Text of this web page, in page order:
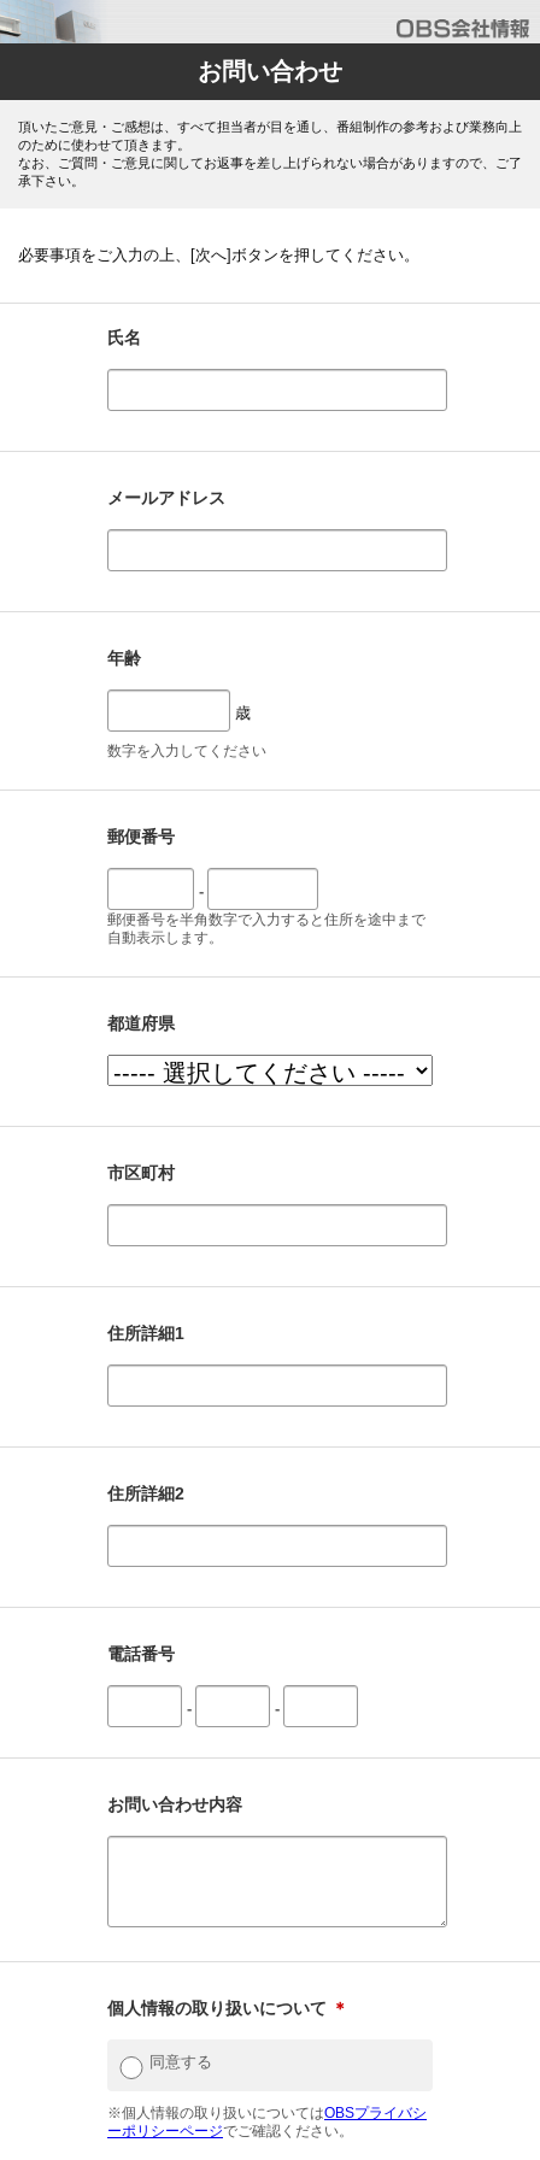
お問い合わせ
頂いたご意見・ご感想は、すべて担当者が目を通し、番組制作の参考および業務向上
のために使わせて頂きます。
なお、ご質問・ご意見に関してお返事を差し上げられない場合がありますので、ご了
承下さい。
必要事項をご入力の上、[次へ]ボタンを押してください。
氏名
メールアドレス
年齢
歳
数字を入力してください
郵便番号
-
郵便番号を半角数字で入力すると住所を途中まで
自動表示します。
都道府県
市区町村
住所詳細1
住所詳細2
電話番号
- -
お問い合わせ内容
個人情報の取り扱いについて ＊
同意する
※個人情報の取り扱いについてはOBSプライバシ
ーポリシーページでご確認ください。